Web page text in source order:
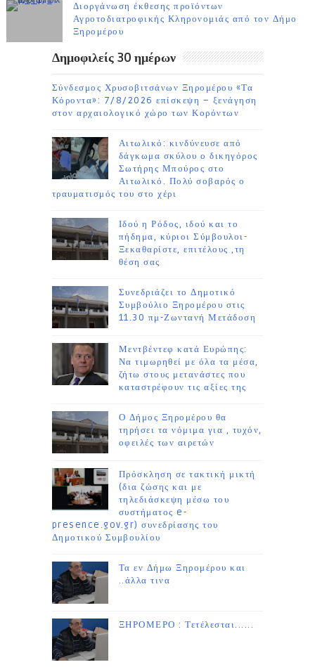
Διοργάνωση έκθεσης προϊόντων
Αγροτοδιατροφικής Κληρονομιάς από τον Δήμο
Ξηρομέρου
Δημοφιλείς 30 ημέρων
Σύνδεσμος Χρυσοβιτσάνων Ξηρομέρου «Τα
Κόροντα»: 7/8/2026 επίσκεψη – ξενάγηση
στον αρχαιολογικό χώρο των Κορόντων
Αιτωλικό: κινδύνευσε από
δάγκωμα σκύλου ο δικηγόρος
Σωτήρης Μπούρος στο
Αιτωλικό. Πολύ σοβαρός ο
τραυματισμός του στο χέρι
Ιδού η Ρόδος, ιδού και το
πήδημα, κύριοι Σύμβουλοι-
Ξεκαθαρίστε, επιτέλους ,τη
θέση σας
Συνεδριάζει το Δημοτικό
Συμβούλιο Ξηρομέρου στις
11.30 πμ-Ζωντανή Μετάδοση
Μεντβέντεφ κατά Ευρώπης:
Να τιμωρηθεί με όλα τα μέσα,
ζήτω στους μετανάστες που
καταστρέφουν τις αξίες της
Ο Δήμος Ξηρομέρου θα
τηρήσει τα νόμιμα για , τυχόν,
οφειλές των αιρετών
Πρόσκληση σε τακτική μικτή
(δια ζώσης και με
τηλεδιάσκεψη μέσω του
συστήματος e-
presence.gov.gr) συνεδρίασης του
Δημοτικού Συμβουλίου
Τα εν Δήμω Ξηρομέρου και
..άλλα τινα
ΞΗΡΟΜΕΡΟ : Τετέλεσται......